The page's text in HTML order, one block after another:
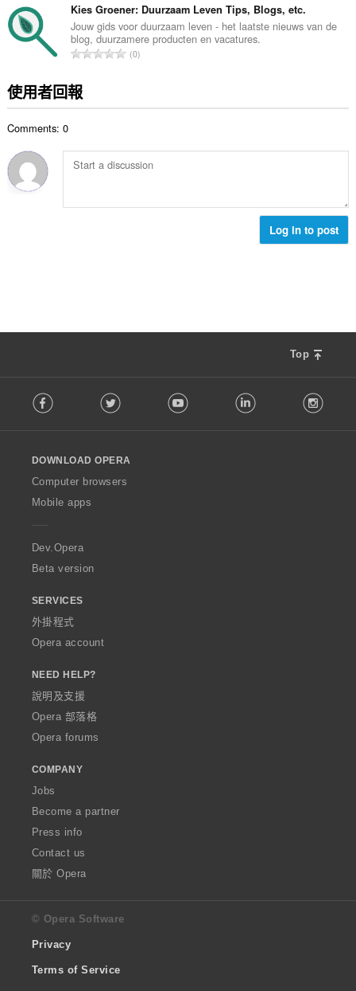
的
總
次
數
Kies Groener: Duurzaam Leven Tips, Blogs, etc.
Jouw gids voor duurzaam leven - het laatste nieuws van de
blog, duurzamere producten en vacatures.
評
:
0
使用者回報
Comments: 0
Log in to post
Top
o
w
O
p
a
Facebook Twitter Youtube LinkedIn
DOWNLOAD OPERA
Computer browsers
Mobile apps
Dev.Opera
Beta version
SERVICES
外掛程式
Opera account
NEED HELP?
說明及支援
Opera 部落格
Opera forums
COMPANY
Jobs
Become a partner
Press info
Contact us
關於 Opera
© Opera Software
Privacy
Terms of Service